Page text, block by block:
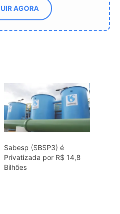
AGORA
Sabesp (SBSP3) é
Privatizada por R$ 14,8
Bilhões